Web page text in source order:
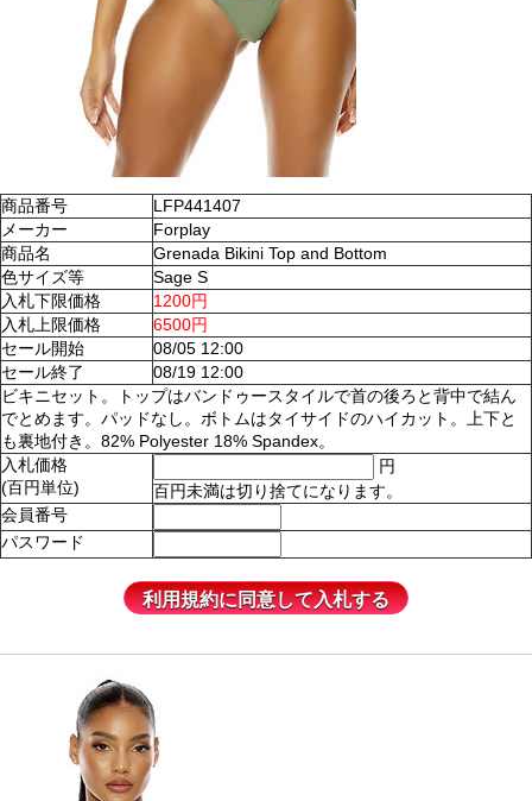
商品番号
LFP441407
メーカー
Forplay
商品名
Grenada Bikini Top and Bottom
色サイズ等
Sage S
入札下限価格
1200円
入札上限価格
6500円
セール開始
08/05 12:00
セール終了
08/19 12:00
ビキニセット。トップはバンドゥースタイルで首の後ろと背中で結ん
でとめます。パッドなし。ボトムはタイサイドのハイカット。上下と
も裏地付き。82% Polyester 18% Spandex。
入札価格
(百円単位)
円
百円未満は切り捨てになります。
会員番号
パスワード